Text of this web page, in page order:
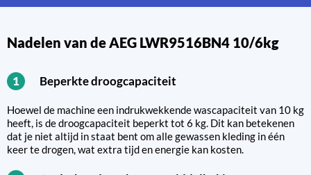
Nadelen van de AEG LWR9516BN4 10/6kg
1 Beperkte droogcapaciteit
Hoewel de machine een indrukwekkende wascapaciteit van 10 kg
heeft, is de droogcapaciteit beperkt tot 6 kg. Dit kan betekenen
dat je niet altijd in staat bent om alle gewassen kleding in één
keer te drogen, wat extra tijd en energie kan kosten.